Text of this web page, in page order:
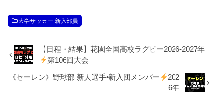
大学サッカー 新入部員
【日程・結果】花園全国高校ラグビー2026-2027年
第106回大会
《セーレン》野球部 新人選手•新入団メンバー
202
6年